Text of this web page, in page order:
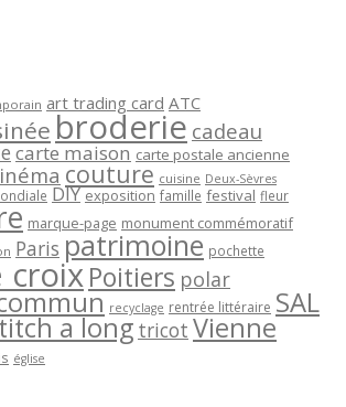
art trading card ATC
broderie cadeau
carte maison carte postale ancienne
couture cuisine Deux-Sèvres
DIY exposition famille festival fleur
marque-page monument commémoratif
Paris patrimoine pochette
croixPoitiers polar
recyclage rentrée littéraire SAL
a long tricot Vienne
église